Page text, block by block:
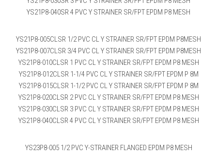
YS21P8-040SR 4 PVC Y STRAINER SR/FPT EPDM P8 MESH
YS21P8-005CLSR 1/2 PVC CL Y STRAINER SR/FPT EPDM P8MESH
YS21P8-007CLSR 3/4 PVC CL Y STRAINER SR/FPT EPDM P8MESH
YS21P8-010CLSR 1 PVC CL Y STRAINER SR/FPT EPDM P8 MESH
YS21P8-012CLSR 1-1/4 PVC CL Y STRAINER SR/FPT EPDM P 8M
YS21P8-015CLSR 1-1/2 PVC CL Y STRAINER SR/FPT EPDM P 8M
YS21P8-020CLSR 2 PVC CL Y STRAINER SR/FPT EPDM P8 MESH
YS21P8-030CLSR 3 PVC CL Y STRAINER SR/FPT EPDM P8 MESH
YS21P8-040CLSR 4 PVC CL Y STRAINER SR/FPT EPDM P8 MESH
YS23P8-005 1/2 PVC Y-STRAINER FLANGED EPDM P8 MESH